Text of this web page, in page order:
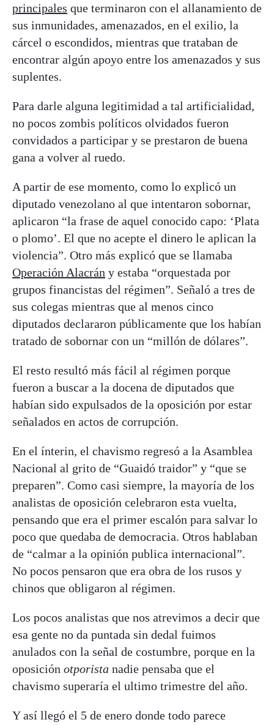
principales que terminaron con el allanamiento de
sus inmunidades, amenazados, en el exilio, la
cárcel o escondidos, mientras que trataban de
encontrar algún apoyo entre los amenazados y sus
suplentes.
Para darle alguna legitimidad a tal artificialidad,
no pocos zombis políticos olvidados fueron
convidados a participar y se prestaron de buena
gana a volver al ruedo.
A partir de ese momento, como lo explicó un
diputado venezolano al que intentaron sobornar,
aplicaron “la frase de aquel conocido capo: ‘Plata
o plomo’. El que no acepte el dinero le aplican la
violencia”. Otro más explicó que se llamaba
Operación Alacrán y estaba “orquestada por
grupos financistas del régimen”. Señaló a tres de
sus colegas mientras que al menos cinco
diputados declararon públicamente que los habían
tratado de sobornar con un “millón de dólares”.
El resto resultó más fácil al régimen porque
fueron a buscar a la docena de diputados que
habían sido expulsados de la oposición por estar
señalados en actos de corrupción.
En el ínterin, el chavismo regresó a la Asamblea
Nacional al grito de “Guaidó traidor” y “que se
preparen”. Como casi siempre, la mayoría de los
analistas de oposición celebraron esta vuelta,
pensando que era el primer escalón para salvar lo
poco que quedaba de democracia. Otros hablaban
de “calmar a la opinión publica internacional”.
No pocos pensaron que era obra de los rusos y
chinos que obligaron al régimen.
Los pocos analistas que nos atrevimos a decir que
esa gente no da puntada sin dedal fuimos
anulados con la señal de costumbre, porque en la
oposición otporista nadie pensaba que el
chavismo superaría el ultimo trimestre del año.
Y así llegó el 5 de enero donde todo parece